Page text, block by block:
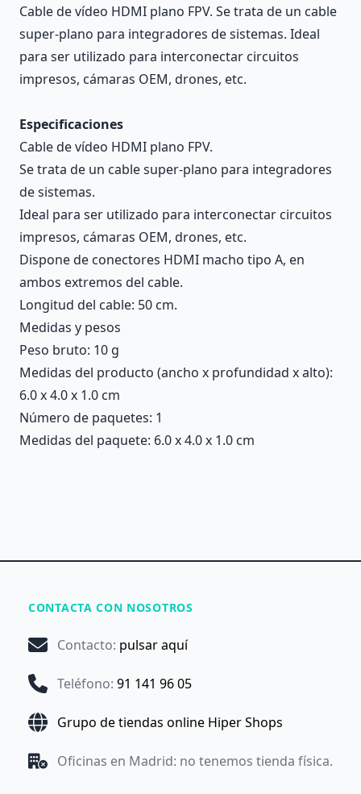
Cable de vídeo HDMI plano FPV. Se trata de un cable
super-plano para integradores de sistemas. Ideal
para ser utilizado para interconectar circuitos
impresos, cámaras OEM, drones, etc.
Especificaciones
Cable de vídeo HDMI plano FPV.
Se trata de un cable super-plano para integradores
de sistemas.
Ideal para ser utilizado para interconectar circuitos
impresos, cámaras OEM, drones, etc.
Dispone de conectores HDMI macho tipo A, en
ambos extremos del cable.
Longitud del cable: 50 cm.
Medidas y pesos
Peso bruto: 10 g
Medidas del producto (ancho x profundidad x alto):
6.0 x 4.0 x 1.0 cm
Número de paquetes: 1
Medidas del paquete: 6.0 x 4.0 x 1.0 cm
CONTACTA CON NOSOTROS
Contacto: pulsar aquí
Teléfono: 91 141 96 05
Grupo de tiendas online Hiper Shops
Oficinas en Madrid: no tenemos tienda física.